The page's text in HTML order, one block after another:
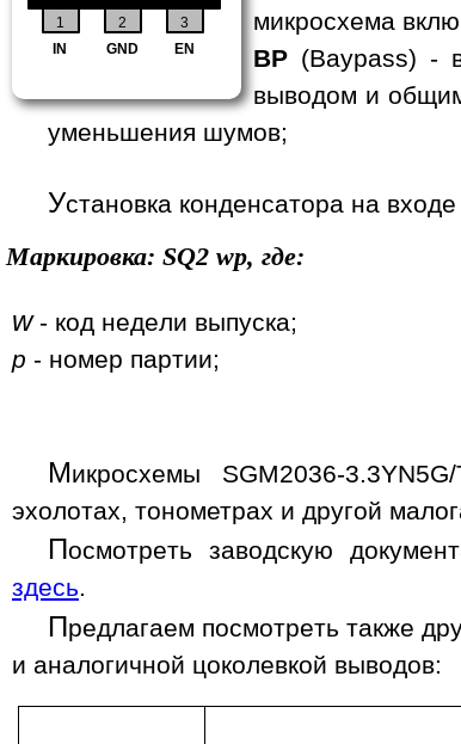
1 2 3
IN GND EN
микросхема
BP (Baypass) -
выводом и
уменьшения шумов;
Установка конденсатора на
Маркировка: SQ2wp, где:
w- код недели выпуска;
p - номер партии;
Микросхемы SGM2036-
эхолотах, тонометрах и другой
Посмотреть заводскую
здесь.
Предлагаем посмотреть также
и аналогичной цоколевкой выводов: